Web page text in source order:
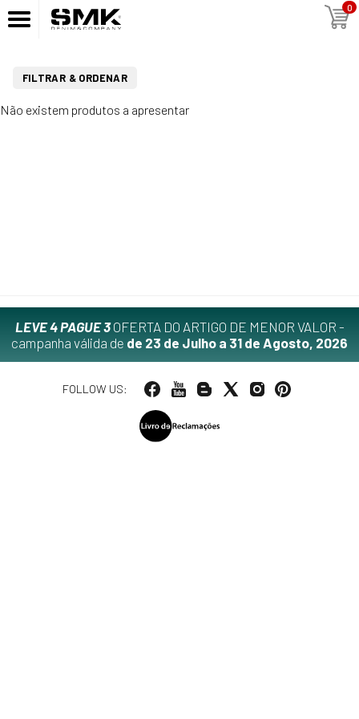
0
FILTRAR & ORDENAR
Não existem produtos a apresentar
LEVE 4 PAGUE 3OFERTA DO ARTIGO DE MENOR VALOR -
campanha válida de de 23 de Julho a 31 de Agosto, 2026
FOLLOW US: